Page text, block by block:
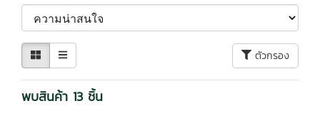
ตัวกรอง
พบสินค้า 13 ชิ้น